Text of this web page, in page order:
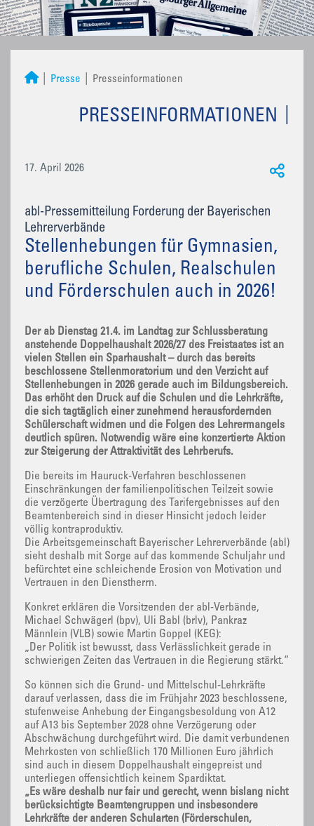
Presse Presseinformationen
PRESSEINFORMATIONEN
17. April 2026
abl-Pressemitteilung Forderung der Bayerischen
Lehrerverbände
Stellenhebungen für Gymnasien,
berufliche Schulen, Realschulen
und Förderschulen auch in 2026!
Der ab Dienstag 21.4. im Landtag zur Schlussberatung
anstehende Doppelhaushalt 2026/27 des Freistaates ist an
vielen Stellen ein Sparhaushalt – durch das bereits
beschlossene Stellenmoratorium und den Verzicht auf
Stellenhebungen in 2026 gerade auch im Bildungsbereich.
Das erhöht den Druck auf die Schulen und die Lehrkräfte,
die sich tagtäglich einer zunehmend herausfordernden
Schülerschaft widmen und die Folgen des Lehrermangels
deutlich spüren. Notwendig wäre eine konzertierte Aktion
zur Steigerung der Attraktivität des Lehrberufs.
Die bereits im Hauruck-Verfahren beschlossenen
Einschränkungen der familienpolitischen Teilzeit sowie
die verzögerte Übertragung des Tarifergebnisses auf den
Beamtenbereich sind in dieser Hinsicht jedoch leider
völlig kontraproduktiv.
Die Arbeitsgemeinschaft Bayerischer Lehrerverbände (abl)
sieht deshalb mit Sorge auf das kommende Schuljahr und
befürchtet eine schleichende Erosion von Motivation und
Vertrauen in den Dienstherrn.
Konkret erklären die Vorsitzenden der abl-Verbände,
Michael Schwägerl (bpv), Uli Babl (brlv), Pankraz
Männlein (VLB) sowie Martin Goppel (KEG):
„Der Politik ist bewusst, dass Verlässlichkeit gerade in
schwierigen Zeiten das Vertrauen in die Regierung stärkt.“
So können sich die Grund- und Mittelschul-Lehrkräfte
darauf verlassen, dass die im Frühjahr 2023 beschlossene,
stufenweise Anhebung der Eingangsbesoldung von A12
auf A13 bis September 2028 ohne Verzögerung oder
Abschwächung durchgeführt wird. Die damit verbundenen
Mehrkosten von schließlich 170 Millionen Euro jährlich
sind auch in diesem Doppelhaushalt eingepreist und
unterliegen offensichtlich keinem Spardiktat.
„Es wäre deshalb nur fair und gerecht, wenn bislang nicht
berücksichtigte Beamtengruppen und insbesondere
Lehrkräfte der anderen Schularten (Förderschulen,